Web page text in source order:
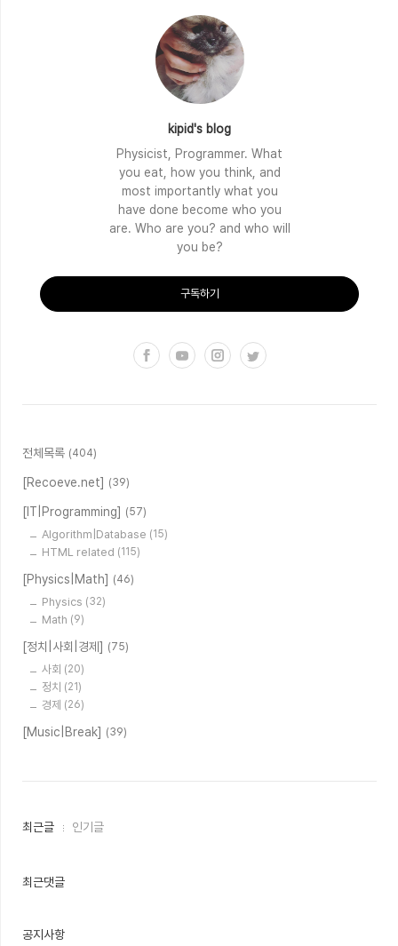
kipid's blog
Physicist, Programmer. What
you eat, how you think, and
most importantly what you
have done become who you
are. Who are you? and who will
you be?
구독하기
전체목록 (404)
[Recoeve.net] (39)
[IT|Programming] (57)
Algorithm|Database (15)
HTML related (115)
[Physics|Math] (46)
Physics (32)
Math (9)
[정치|사회|경제] (75)
사회 (20)
정치 (21)
경제 (26)
[Music|Break] (39)
최
인
최근글 인기글
최근댓글
공지사항